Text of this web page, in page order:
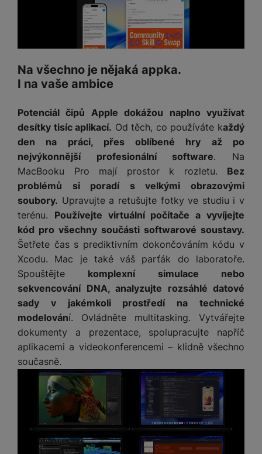
Na všechno je nějaká appka.
I na vaše ambice
Potenciál čipů Apple dokážou naplno využívat
desítky tisíc aplikací. Od těch, co používáte každý
den na práci, přes oblíbené hry až po
nejvýkonnější profesionální software. Na
MacBooku Pro mají prostor k rozletu. Bez
problémů si poradí s velkými obrazovými
soubory. Upravujte a retušujte fotky ve studiu i v
terénu. Používejte virtuální počítače a vyvíjejte
kód pro všechny součásti softwarové soustavy.
Šetřete čas s prediktivním dokončováním kódu v
Xcodu. Mac je také váš parťák do laboratoře.
Spouštějte komplexní simulace nebo
sekvencování DNA, analyzujte rozsáhlé datové
sady v jakémkoli prostředí na technické
modelování. Ovládněte multitasking. Vytvářejte
dokumenty a prezentace, spolupracujte napříč
aplikacemi a videokonferencemi – klidně všechno
současně.